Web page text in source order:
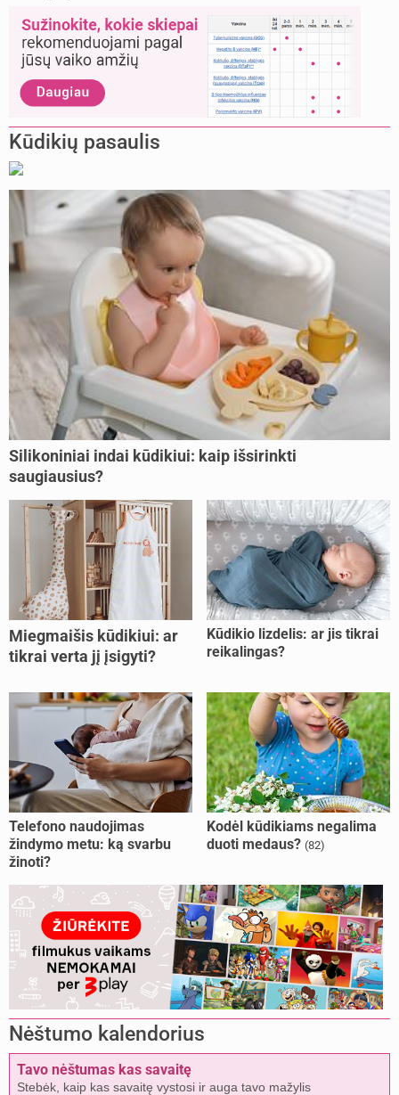
Kūdikių pasaulis
Silikoniniai indai kūdikiui: kaip išsirinkti
saugiausius?
Miegmaišis kūdikiui: ar
tikrai verta jį įsigyti?
Kūdikio lizdelis: ar jis tikrai
reikalingas?
Telefono naudojimas
žindymo metu: ką svarbu
žinoti?
Kodėl kūdikiams negalima
duoti medaus? (82)
Nėštumo kalendorius
Tavo nėštumas kas savaitę
Stebėk, kaip kas savaitę vystosi ir auga tavo mažylis